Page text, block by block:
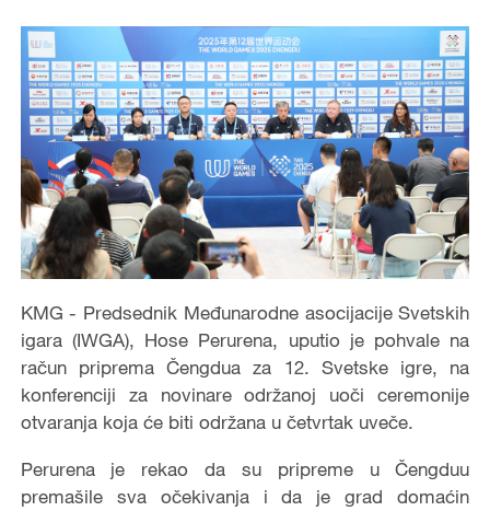
KMG - Predsednik Međunarodne asocijacije Svetskih
igara (IWGA), Hose Perurena, uputio je pohvale na
račun priprema Čengdua za 12. Svetske igre, na
konferenciji za novinare održanoj uoči ceremonije
otvaranja koja će biti održana u četvrtak uveče.
Perurena je rekao da su pripreme u Čengduu
premašile sva očekivanja i da je grad domaćin